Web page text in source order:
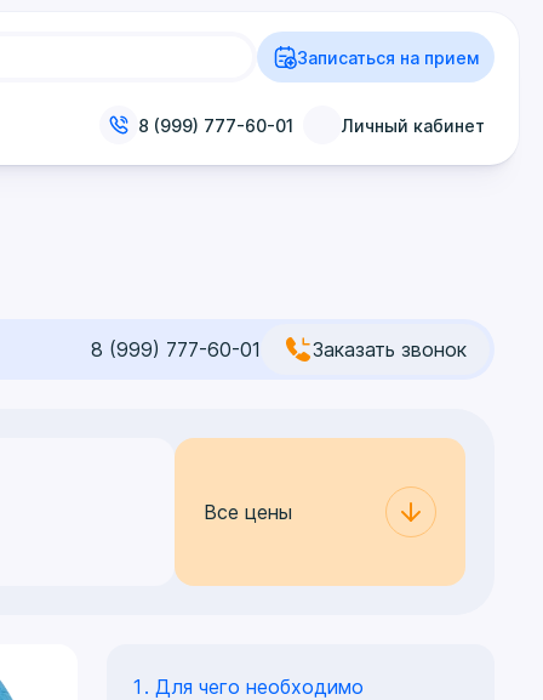
Записаться на прием
8 (999) 777-60-01 Личный кабинет
8 (999) 777-60-01 Заказать звонок
Все цены
Для чего необходимо